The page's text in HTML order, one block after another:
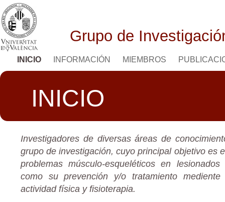
INICIO INFORMACIÓN MIEMBROS
Grupo de
INICIO
Investigadores de diversas áreas de
grupo de investigación, cuyo principal objetivo es
problemas músculo-esqueléticos en
como su prevención y/o tratamiento mediente
actividad física y fisioterapia.